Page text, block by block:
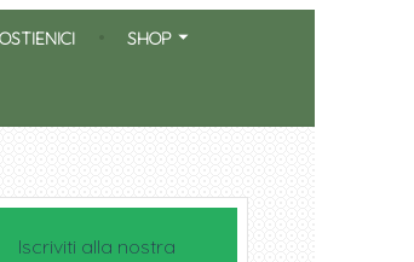
SHOP
Iscriviti alla nostra